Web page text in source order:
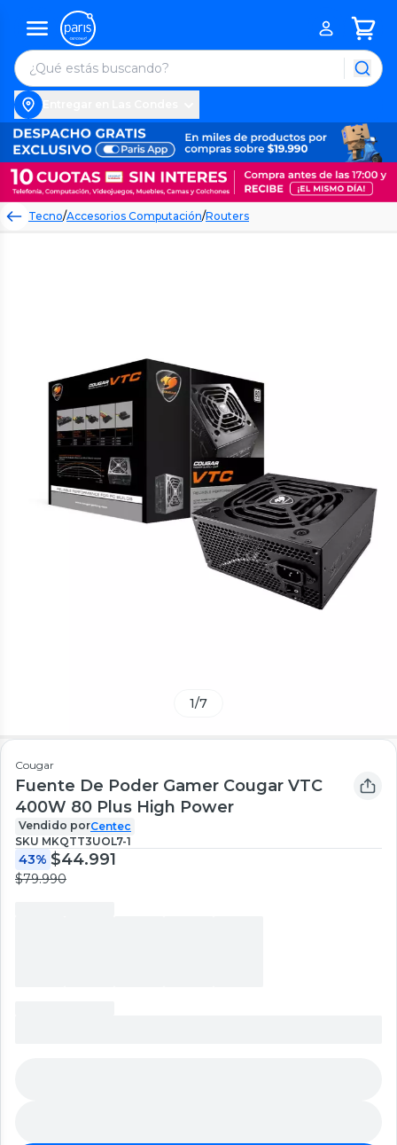
Tecno/Accesorios Computación/Routers
1/7
Cougar
Fuente De Poder Gamer Cougar VTC
400W 80 Plus High Power
Vendido porCentec
SKU MKQTT3UOL7-1
43% $44.991
$79.990